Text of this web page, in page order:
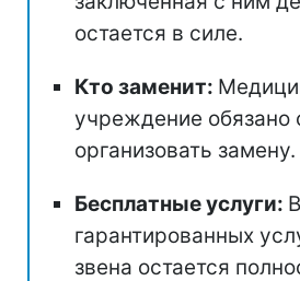
остается в силе.
Кто заменит:
учреждение обязано
организовать замену.
Бесплатные услуги:
гарантированных
звена остается